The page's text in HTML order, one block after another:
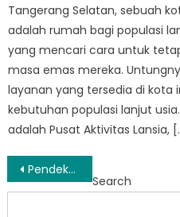
Tangerang Selatan, sebuah
adalah rumah bagi populasi
yang mencari cara untuk
masa emas mereka.
layanan yang tersedia di kota
kebutuhan populasi lanjut
adalah Pusat Aktivitas Lansia,
Post
navigation
Pendekatan Inovatif terhadap Kesejahteraan Sosial: Program BPNT Tangsel
Search